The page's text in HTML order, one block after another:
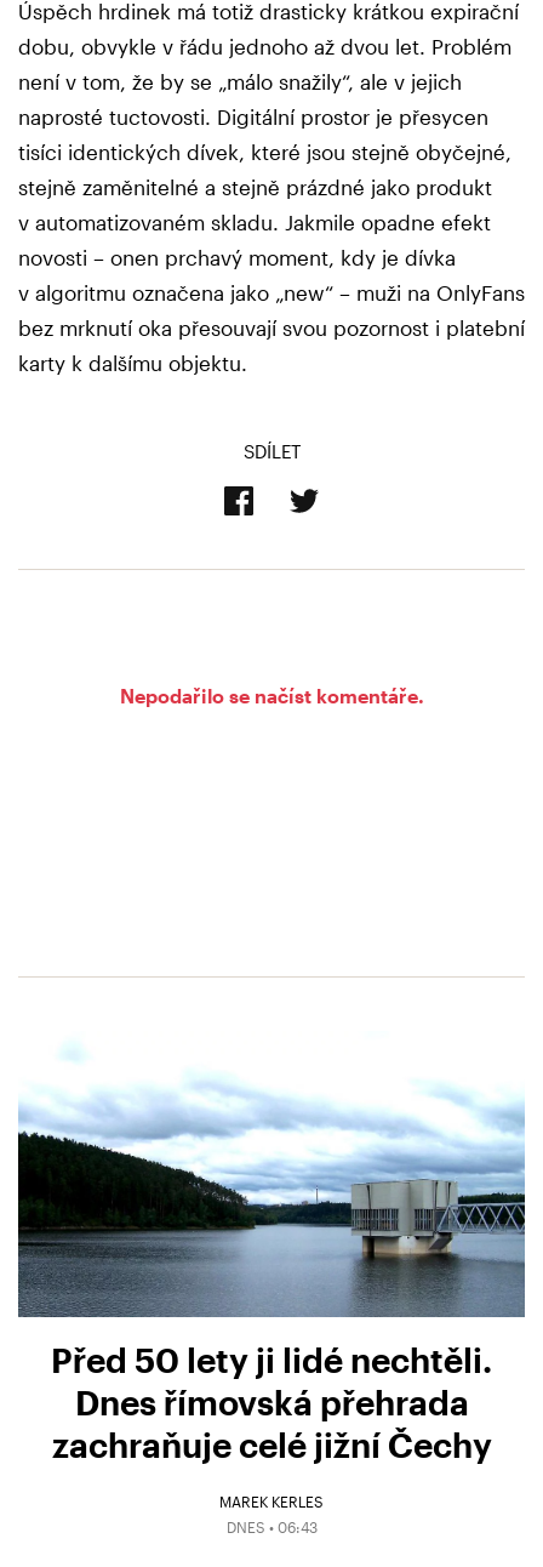
Úspěch hrdinek má totiž drasticky krátkou expirační
dobu, obvykle v řádu jednoho až dvou let. Problém
není v tom, že by se „málo snažily“, ale v jejich
naprosté tuctovosti. Digitální prostor je přesycen
tisíci identických dívek, které jsou stejně obyčejné,
stejně zaměnitelné a stejně prázdné jako produkt
v automatizovaném skladu. Jakmile opadne efekt
novosti – onen prchavý moment, kdy je dívka
v algoritmu označena jako „new“ – muži na OnlyFans
bez mrknutí oka přesouvají svou pozornost i platební
karty k dalšímu objektu.
SDÍLET
Nepodařilo se načíst komentáře.
Před 50 lety ji lidé nechtěli.
Dnes římovská přehrada
zachraňuje celé jižní Čechy
MAREK KERLES
DNES • 06:43